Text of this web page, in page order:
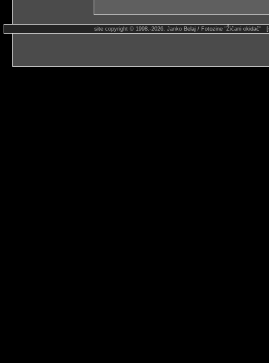
site copyright © 1998.-2026. Janko Belaj / Fotozine "Žičani okidač"